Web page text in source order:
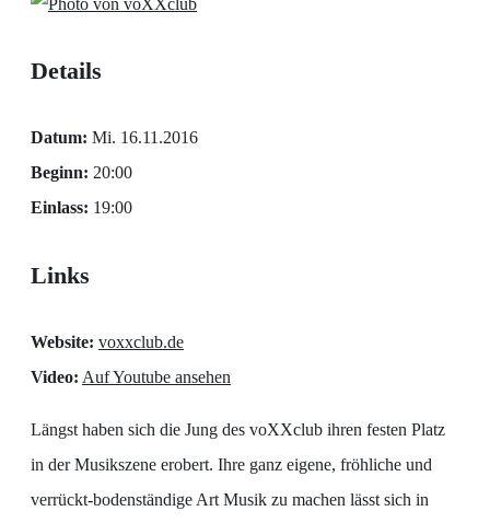
Details
Datum: Mi. 16.11.2016
Beginn: 20:00
Einlass: 19:00
Links
Website: voxxclub.de
Video: Auf Youtube ansehen
Längst haben sich die Jung des voXXclub ihren festen Platz
in der Musikszene erobert. Ihre ganz eigene, fröhliche und
verrückt-bodenständige Art Musik zu machen lässt sich in